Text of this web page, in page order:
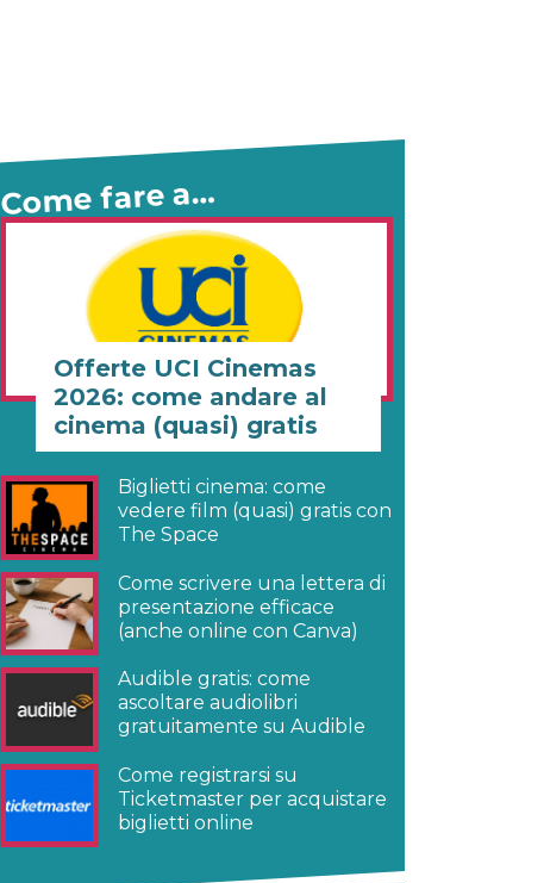
Come fare a…
Offerte UCI Cinemas
2026: come andare al
cinema (quasi) gratis
Biglietti cinema: come
vedere film (quasi) gratis con
The Space
Come scrivere una lettera di
presentazione efficace
(anche online con Canva)
Audible gratis: come
ascoltare audiolibri
gratuitamente su Audible
Come registrarsi su
Ticketmaster per acquistare
biglietti online